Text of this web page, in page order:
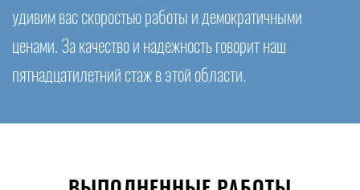
удивим вас скоростью работы и демократичными
ценами. За качество и надежность говорит наш
пятнадцатилетний стаж в этой области.